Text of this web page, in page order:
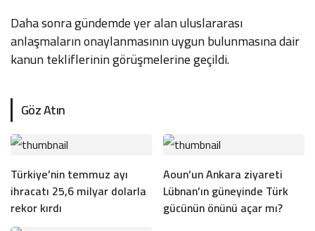
Daha sonra gündemde yer alan uluslararası
anlaşmaların onaylanmasının uygun bulunmasına dair
kanun tekliflerinin görüşmelerine geçildi.
Göz Atın
Türkiye’nin temmuz ayı
ihracatı 25,6 milyar dolarla
rekor kırdı
Aoun’un Ankara ziyareti
Lübnan’ın güneyinde Türk
gücünün önünü açar mı?